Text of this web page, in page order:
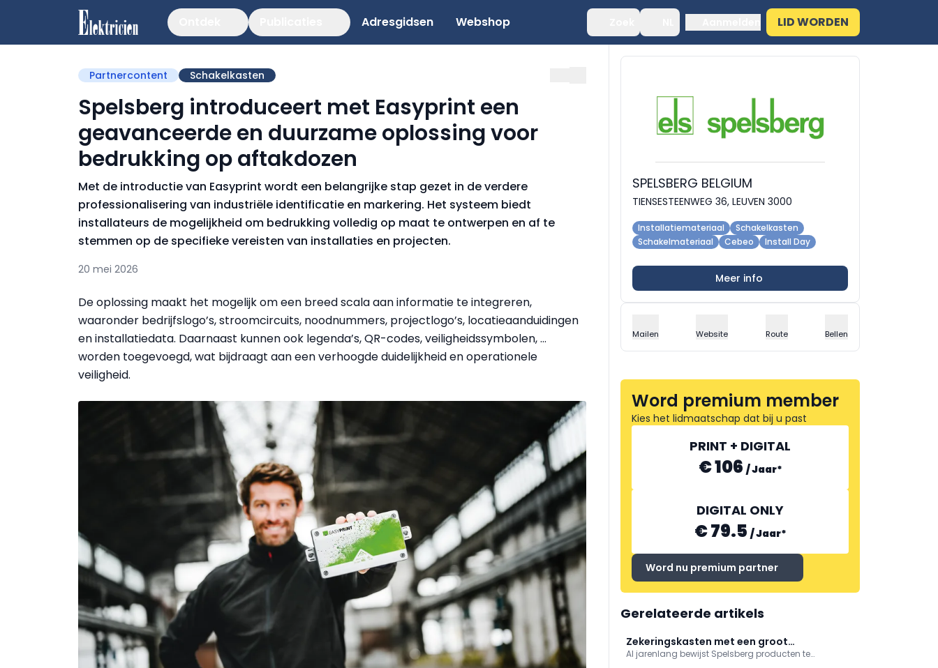
Adresgidsen Webshop LID WORDEN
Partnercontent Schakelkasten
Spelsberg introduceert met Easyprint een
geavanceerde en duurzame oplossing voor
bedrukking op aftakdozen
Met de introductie van Easyprint wordt een belangrijke stap gezet in de verdere
professionalisering van industriële identificatie en markering. Het systeem biedt
installateurs de mogelijkheid om bedrukking volledig op maat te ontwerpen en af te
stemmen op de specifieke vereisten van installaties en projecten.
20 mei 2026
De oplossing maakt het mogelijk om een breed scala aan informatie te integreren,
waaronder bedrijfslogo’s, stroomcircuits, noodnummers, projectlogo’s, locatieaanduidingen
en installatiedata. Daarnaast kunnen ook legenda’s, QR-codes, veiligheidssymbolen, …
worden toegevoegd, wat bijdraagt aan een verhoogde duidelijkheid en operationele
veiligheid.
SPELSBERG BELGIUM
TIENSESTEENWEG 36, LEUVEN 3000
Installatiemateriaal
Schakelkasten
Schakelmateriaal
Cebeo Install Day
Meer info
Mailen Website Route Bellen
Word premium member
Kies het lidmaatschap dat bij u past
PRINT + DIGITAL
€ 106 /Jaar*
DIGITAL ONLY
€ 79.5 /Jaar*
Word nu premium partner
Gerelateerde artikels
Zekeringskasten met een groot
installatiegemak
Al jarenlang bewijst Spelsberg producten te